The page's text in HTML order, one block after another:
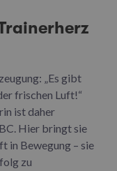
„Es gibt
frischen Luft!“
ist daher
Hier bringt sie
in Bewegung – sie
zu